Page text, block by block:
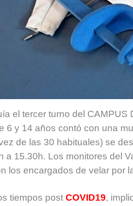
el tercer turno del
6 y 14 años contó con una
de las 30 habituales) se
a 15.30h. Los monitores del
los encargados de velar por
tiempos post COVID19,